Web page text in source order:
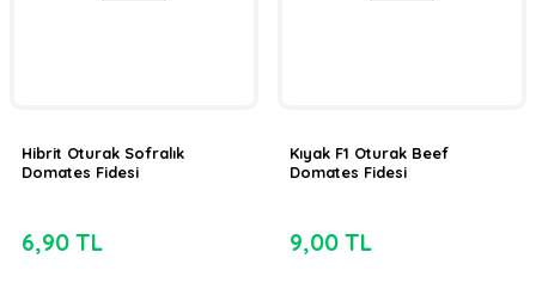
Hibrit Oturak Sofralık
Domates Fidesi
6,90 TL
Kıyak F1 Oturak Beef
Domates Fidesi
9,00 TL